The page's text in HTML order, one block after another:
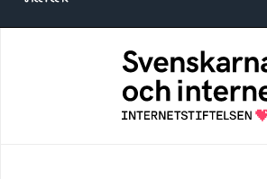
Svenskarna och
En årlig studie av svenska
internetvanor